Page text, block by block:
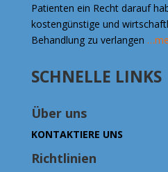
Patienten ein Recht darauf
kostengünstige und
Behandlung zu verlangen
SCHNELLE LINKS
Über uns
KONTAKTIERE UNS
Richtlinien